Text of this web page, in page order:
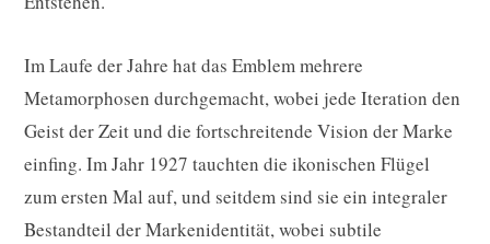
Im Laufe der Jahre hat das Emblem mehrere
Metamorphosen durchgemacht, wobei jede Iteration den
Geist der Zeit und die fortschreitende Vision der Marke
einfing. Im Jahr 1927 tauchten die ikonischen Flügel
zum ersten Mal auf, und seitdem sind sie ein integraler
Bestandteil der Markenidentität, wobei subtile